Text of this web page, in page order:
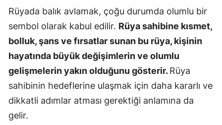
Rüyada balık avlamak, çoğu durumda olumlu bir
sembol olarak kabul edilir. Rüya sahibine kısmet,
bolluk, şans ve fırsatlar sunan bu rüya, kişinin
hayatında büyük değişimlerin ve olumlu
gelişmelerin yakın olduğunu gösterir.Rüya
sahibinin hedeflerine ulaşmak için daha kararlı ve
dikkatli adımlar atması gerektiği anlamına da
gelir.